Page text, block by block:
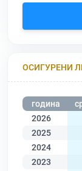
ОСИГУРЕНИ
година
2026
2025
2024
2023